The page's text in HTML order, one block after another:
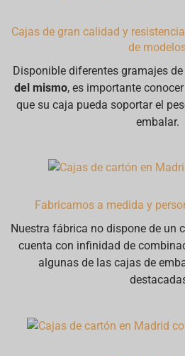
Cajas de gran calidad y
de
Disponible diferentes gramajes
del mismo, es importante
que su caja pueda soportar el
embalar.
Fabricamos a medida y
Nuestra fábrica no dispone de un
cuenta con infinidad de
algunas de las cajas de